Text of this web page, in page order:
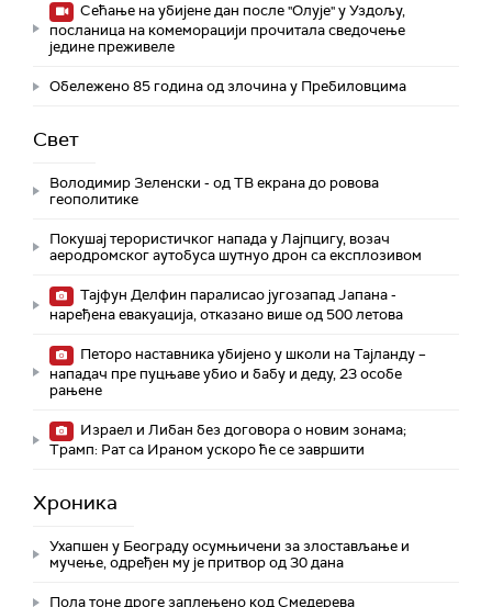
Сећање на убијене дан после "Олује" у Уздољу,
посланица на комеморацији прочитала сведочење
једине преживеле
Обележено 85 година од злочина у Пребиловцима
Свет
Володимир Зеленски - од ТВ екрана до ровова
геополитике
Покушај терористичког напада у Лајпцигу, возач
аеродромског аутобуса шутнуо дрон са експлозивом
Тајфун Делфин паралисао југозапад Јапана -
наређена евакуација, отказано више од 500 летова
Петоро наставника убијено у школи на Тајланду –
нападач пре пуцњаве убио и бабу и деду, 23 особе
рањене
Израел и Либан без договора о новим зонама;
Трамп: Рат са Ираном ускоро ће се завршити
Хроника
Ухапшен у Београду осумњичени за злостављање и
мучење, одређен му је притвор од 30 дана
Пола тоне дроге заплењено код Смедерева